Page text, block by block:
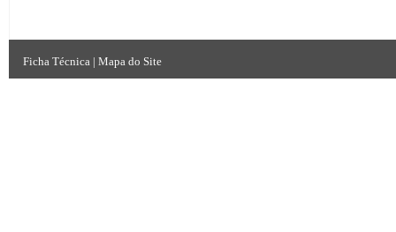
Ficha Técnica | Mapa do Site